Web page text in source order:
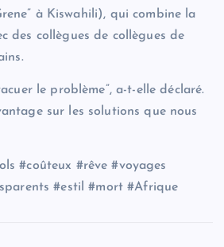
à Kiswahili), qui combine la
des collègues de collègues de
le problème”, a-t-elle déclaré.
sur les solutions que nous
#coûteux #rêve #voyages
#estil #mort #Afrique